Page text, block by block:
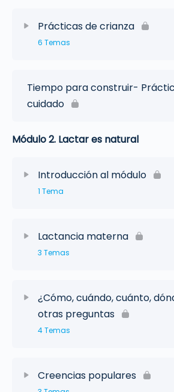
Prácticas de crianza
6 Temas
Tiempo para construir-
cuidado
Módulo 2. Lactar es natural
Introducción al módulo
1 Tema
Lactancia materna
3 Temas
¿Cómo, cuándo, cuánto,
otras preguntas
4 Temas
Creencias populares